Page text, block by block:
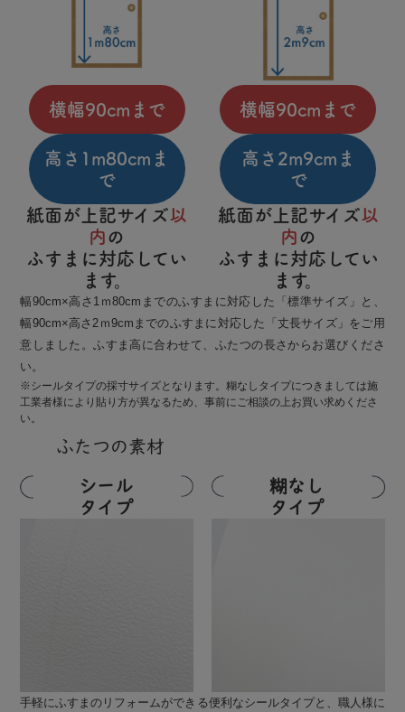
横幅90cmまで
高さ1m80cmま
で
紙面が上記サイズ以
内 の
ふすまに対応してい
ます。
横幅90cmまで
高さ2m9cmま
で
紙面が上記サイズ以
内 の
ふすまに対応してい
ます。
幅90cm×高さ1ｍ80cmまでのふすまに対応した「標準サイズ」と、
幅90cm×高さ2ｍ9cmまでのふすまに対応した「丈長サイズ」をご用
意しました。ふすま高に合わせて、ふたつの長さからお選びくださ
い。
※シールタイプの採寸サイズとなります。糊なしタイプにつきましては施
工業者様により貼り方が異なるため、事前にご相談の上お買い求めくださ
い。
ふたつの素材
シール
タイプ
糊なし
タイプ
手軽にふすまのリフォームができる便利なシールタイプと、職人様に